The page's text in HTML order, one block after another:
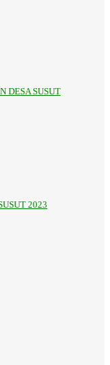
DESA SUSUT
2023